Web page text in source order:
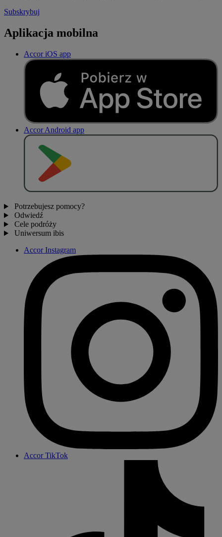
Subskrybuj
Aplikacja mobilna
Accor iOS app
Accor Android app
Potrzebujesz pomocy?
Odwiedź
Cele podróży
Uniwersum ibis
Accor Instagram
Accor TikTok